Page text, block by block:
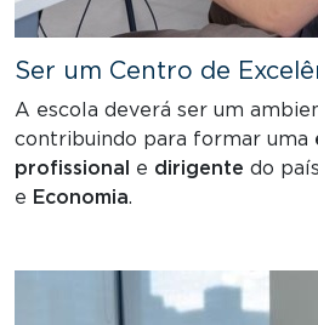
Ser um Centro de
A escola deverá ser um
contribuindo para formar uma
profissional
e dirigente do
e Economia.